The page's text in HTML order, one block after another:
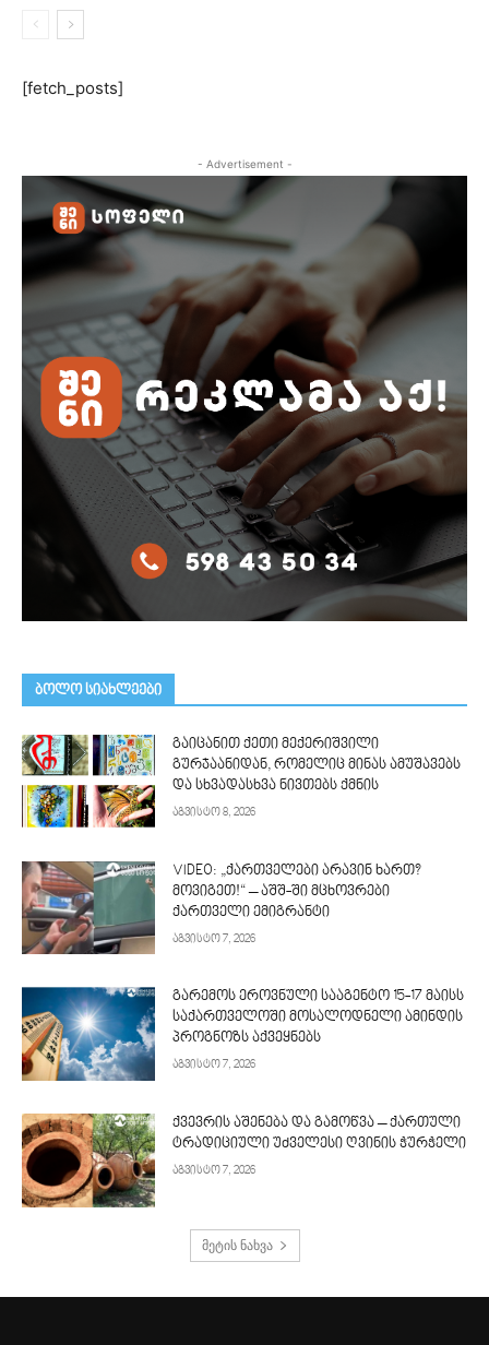
[fetch_posts]
- Advertisement -
ᲑᲝᲚᲝ ᲡᲘᲐᲮᲚᲔᲔᲑᲘ
გაიცანით ქეთი მექერიშვილი
გურჯაანიდან, რომელიც მინას ამუშავებს
და სხვადასხვა ნივთებს ქმნის
აგვისტო 8, 2026
VIDEO: „ქართველები არავინ ხართ?
მოვიგეთ!“ – აშშ-ში მცხოვრები
ქართველი ემიგრანტი
აგვისტო 7, 2026
გარემოს ეროვნული სააგენტო 15-17 მაისს
საქართველოში მოსალოდნელი ამინდის
პროგნოზს აქვეყნებს
აგვისტო 7, 2026
ქვევრის აშენება და გამოწვა – ქართული
ტრადიციული უძველესი ღვინის ჭურჭელი
აგვისტო 7, 2026
მეტის ნახვა